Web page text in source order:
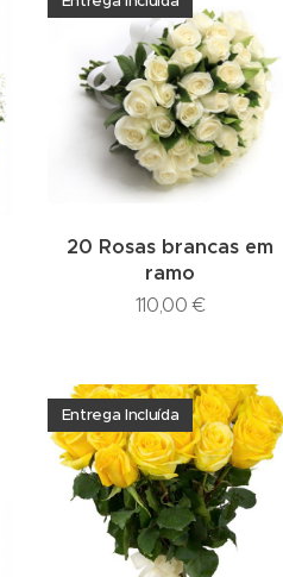
20 Rosas brancas em
ramo
110,00 €
Entrega Incluída